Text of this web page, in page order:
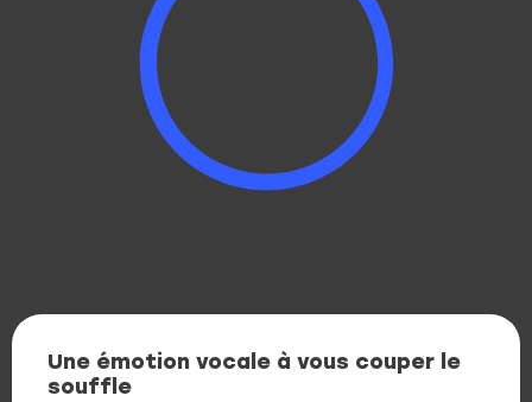
Une émotion vocale à vous couper le
souffle